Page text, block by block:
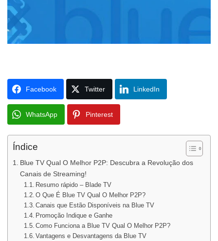
Facebook Twitter LinkedIn
WhatsApp Pinterest
Índice
Blue TV Qual O Melhor P2P: Descubra a Revolução dos
Canais de Streaming!
Resumo rápido – Blade TV
O Que É Blue TV Qual O Melhor P2P?
Canais que Estão Disponíveis na Blue TV
Promoção Indique e Ganhe
Como Funciona a Blue TV Qual O Melhor P2P?
Vantagens e Desvantagens da Blue TV